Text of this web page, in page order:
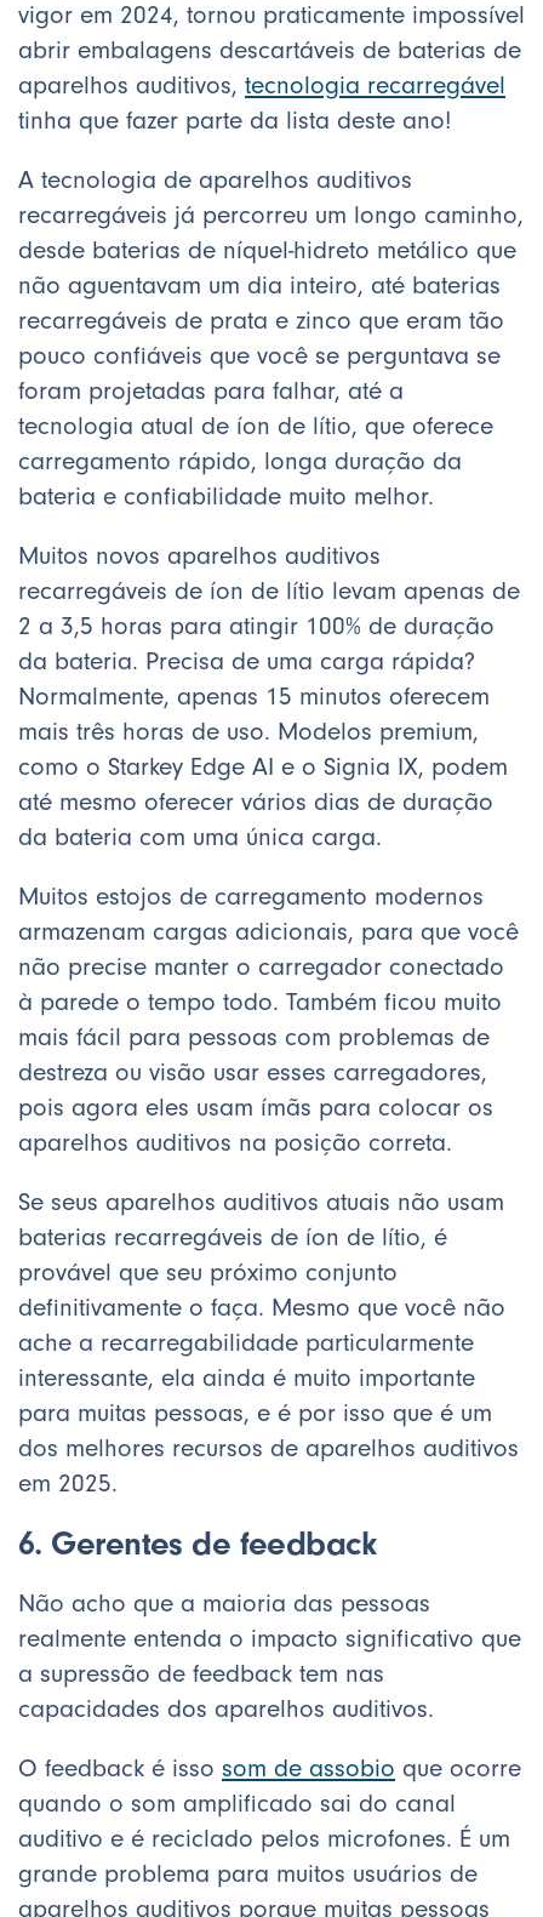
vigor em 2024, tornou praticamente impossível
abrir embalagens descartáveis de baterias de
aparelhos auditivos, tecnologia recarregável
tinha que fazer parte da lista deste ano!
A tecnologia de aparelhos auditivos
recarregáveis já percorreu um longo caminho,
desde baterias de níquel-hidreto metálico que
não aguentavam um dia inteiro, até baterias
recarregáveis de prata e zinco que eram tão
pouco confiáveis que você se perguntava se
foram projetadas para falhar, até a
tecnologia atual de íon de lítio, que oferece
carregamento rápido, longa duração da
bateria e confiabilidade muito melhor.
Muitos novos aparelhos auditivos
recarregáveis de íon de lítio levam apenas de
2 a 3,5 horas para atingir 100% de duração
da bateria. Precisa de uma carga rápida?
Normalmente, apenas 15 minutos oferecem
mais três horas de uso. Modelos premium,
como o Starkey Edge AI e o Signia IX, podem
até mesmo oferecer vários dias de duração
da bateria com uma única carga.
Muitos estojos de carregamento modernos
armazenam cargas adicionais, para que você
não precise manter o carregador conectado
à parede o tempo todo. Também ficou muito
mais fácil para pessoas com problemas de
destreza ou visão usar esses carregadores,
pois agora eles usam ímãs para colocar os
aparelhos auditivos na posição correta.
Se seus aparelhos auditivos atuais não usam
baterias recarregáveis de íon de lítio, é
provável que seu próximo conjunto
definitivamente o faça. Mesmo que você não
ache a recarregabilidade particularmente
interessante, ela ainda é muito importante
para muitas pessoas, e é por isso que é um
dos melhores recursos de aparelhos auditivos
em 2025.
6. Gerentes de feedback
Não acho que a maioria das pessoas
realmente entenda o impacto significativo que
a supressão de feedback tem nas
capacidades dos aparelhos auditivos.
O feedback é isso som de assobio que ocorre
quando o som amplificado sai do canal
auditivo e é reciclado pelos microfones. É um
grande problema para muitos usuários de
aparelhos auditivos porque muitas pessoas